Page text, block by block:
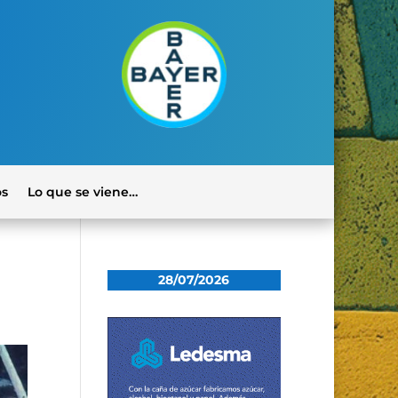
Lo que se viene…
28/07/2026